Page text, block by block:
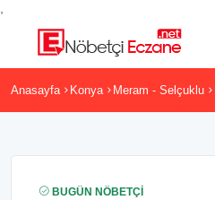
Anasayfa Konya Meram - Selçuklu
BUGÜN NÖBETÇI